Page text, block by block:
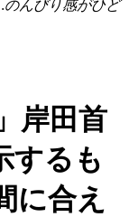
んびり感がひど
岸田首
するも
に合え